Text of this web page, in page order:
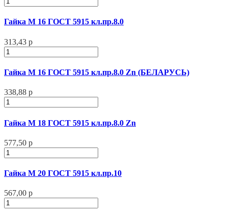
Гайка М 16 ГОСТ 5915 кл.пр.8.0
313,43 р
Гайка М 16 ГОСТ 5915 кл.пр.8.0 Zn (БЕЛАРУСЬ)
338,88 р
Гайка М 18 ГОСТ 5915 кл.пр.8.0 Zn
577,50 р
Гайка М 20 ГОСТ 5915 кл.пр.10
567,00 р